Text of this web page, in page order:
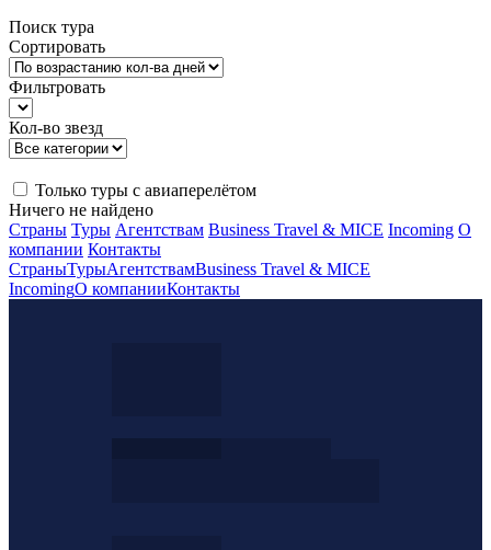
Поиск тура
Сортировать
Фильтровать
Кол-во звезд
Только туры с авиаперелётом
Ничего не найдено
Страны Туры Агентствам Business Travel & MICE Incoming О
компании Контакты
СтраныТурыАгентствамBusiness Travel & MICE
IncomingО компанииКонтакты